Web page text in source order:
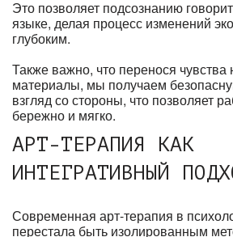
Это позволяет подсознанию
языке, делая процесс изменений
глубоким.
Также важно, что перенося чувства
материалы, мы получаем
взгляд со стороны, что позволяет
бережно и мягко.
АРТ-ТЕРАПИЯ КАК
ИНТЕГРАТИВНЫЙ
Современная арт-терапия в
перестала быть изолированным